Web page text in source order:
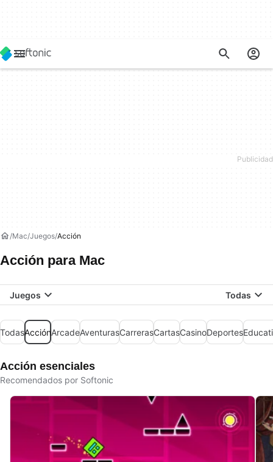
Mac Juegos Acción
Acción para Mac
Juegos Todas
TodasAcciónArcadeAventurasCarrerasCartasCasinoDeportes
Acción esenciales
Recomendados por Softonic